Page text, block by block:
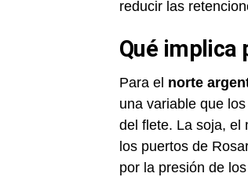
reducir las
Qué implica
Para el norte
una variable que
del flete. La soja, el
los puertos de
por la presión de